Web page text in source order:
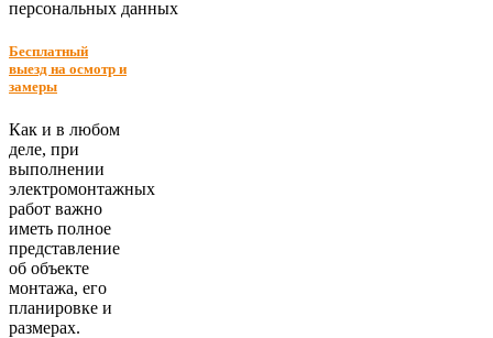
персональных данных
Бесплатный
выезд на осмотр и
замеры
Как и в любом
деле, при
выполнении
электромонтажных
работ важно
иметь полное
представление
об объекте
монтажа, его
планировке и
размерах.